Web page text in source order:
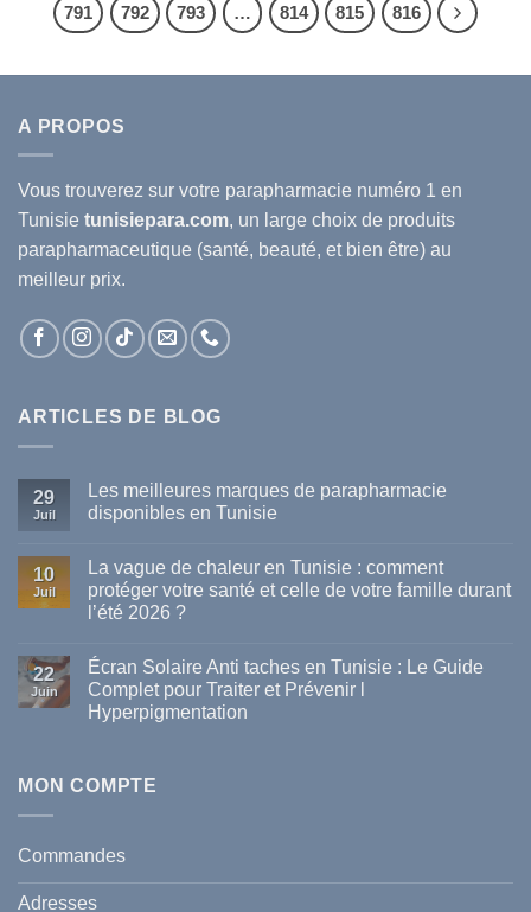
791
792 793 … 814 815 816
A PROPOS
Vous trouverez sur votre parapharmacie numéro 1 en
Tunisie tunisiepara.com, un large choix de produits
parapharmaceutique (santé, beauté, et bien être) au
meilleur prix.
ARTICLES DE BLOG
29
Juil
Les meilleures marques de parapharmacie
disponibles en Tunisie
sur
meilleures
marques
disponibles
en
Tunisie
10
Juil
La vague de chaleur en Tunisie : comment
protéger votre santé et celle de votre famille durant
l’été 2026 ?
sur
La
vague
de
comment
et
celle
de
votre
22
Juin
Écran Solaire Anti taches en Tunisie : Le Guide
Complet pour Traiter et Prévenir l
Hyperpigmentation
Écran
Solaire
Tunisie
Guide
MON COMPTE
Commandes
Adresses